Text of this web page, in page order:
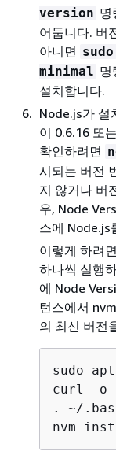
version 명
어둡니다. 버
아니면
minimal 명
설치합니다.
Node.js가 설
이 0.6.16 또
확인하려면
시되는 버전
지 않거나 버
우, Node
스에 Node.js
이렇게 하려
하나씩 실행
에 Node
턴스에서
의 최신 버전
sudo
curl -o-
. ~/
nvm